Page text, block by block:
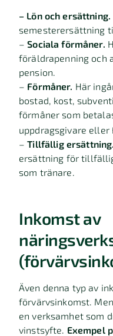
– Lön och ersättning.
semesterersättning
–Sociala förmåner.
föräldrapenning och
pension.
– Förmåner. Här
bostad, kost,
förmåner som
uppdragsgivare eller
– Tillfällig ersättning.
ersättning för
som tränare.
Inkomst av
Även denna typ av
förvärvsinkomst.
en verksamhet som
vinstsyfte. Exempel